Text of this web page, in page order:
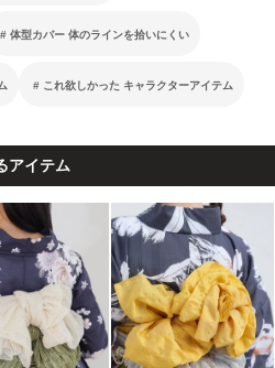
体型カバー 体のラインを拾いにくい
これ欲しかった キャラクターアイテム
アイテム